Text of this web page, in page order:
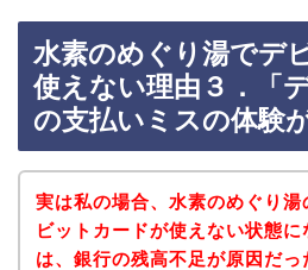
水素のめぐり湯でデ
使えない理由３．「
の支払いミスの体験
実は私の場合、水素のめぐり湯
ビットカードが使えない状態に
は、銀行の残高不足が原因だっ